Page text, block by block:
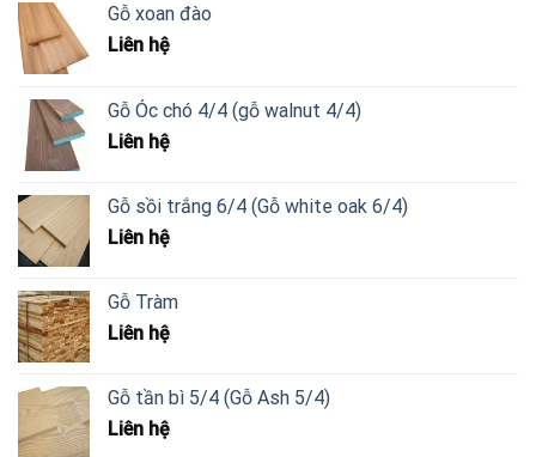
Gỗ xoan đào
Liên hệ
Gỗ Óc chó 4/4 (gỗ walnut 4/4)
Liên hệ
Gỗ sồi trắng 6/4 (Gỗ white oak 6/4)
Liên hệ
Gỗ Tràm
Liên hệ
Gỗ tần bì 5/4 (Gỗ Ash 5/4)
Liên hệ